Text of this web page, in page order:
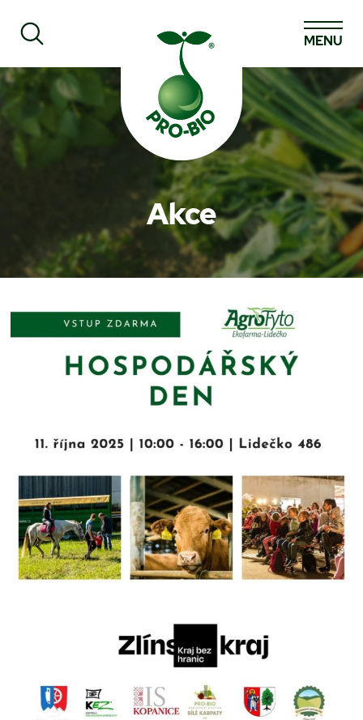
Prohledat PRO-BIO
MENU
Akce